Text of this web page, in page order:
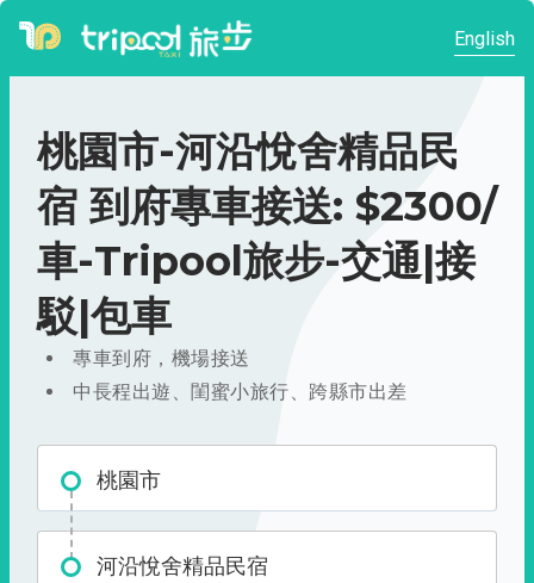
English
桃園市-河沿悅舍精品民
宿 到府專車接送: $2300/
車-Tripool旅步-交通|接
駁|包車
專車到府，機場接送
中長程出遊、閨蜜小旅行、跨縣市出差
桃園市
河沿悅舍精品民宿